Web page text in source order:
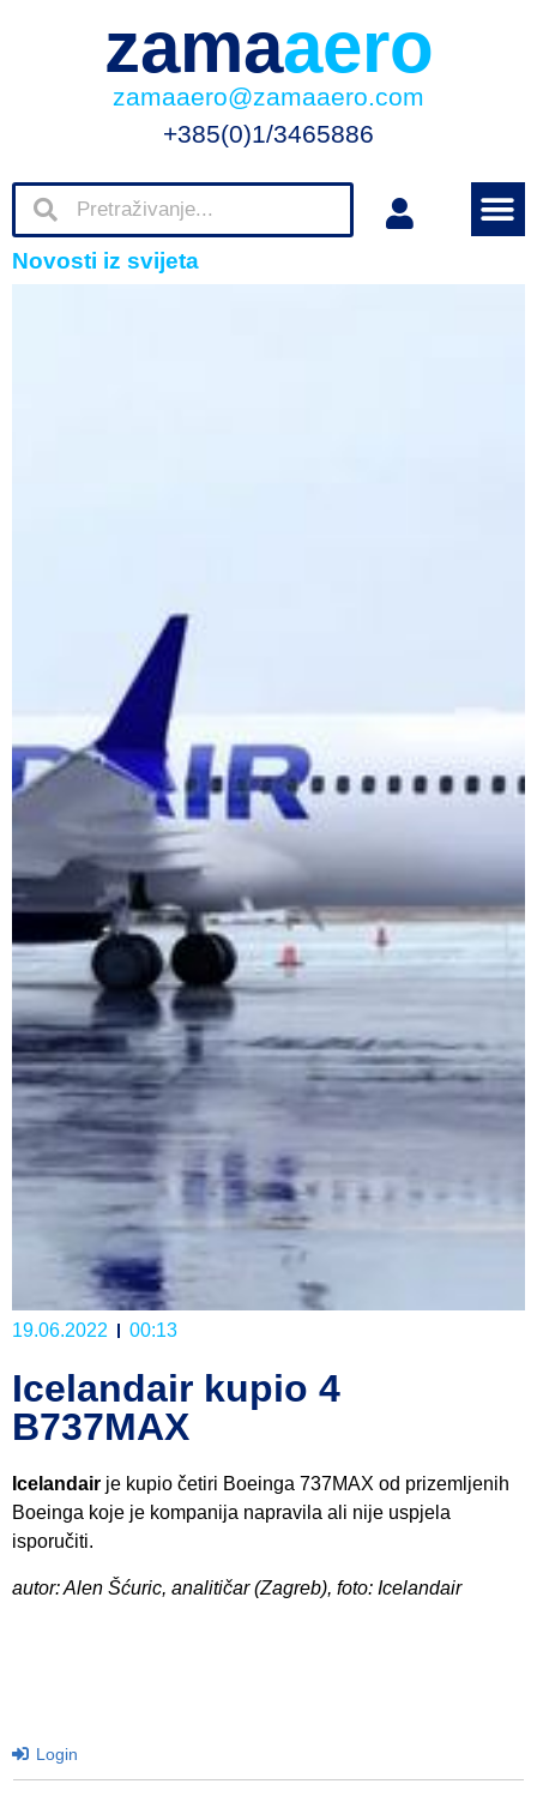
zamaaero
zamaaero@zamaaero.com
+385(0)1/3465886
Novosti iz svijeta
19.06.2022 00:13
Icelandair kupio 4
B737MAX
Icelandair je kupio četiri Boeinga 737MAX od prizemljenih
Boeinga koje je kompanija napravila ali nije uspjela
isporučiti.
autor: Alen Šćuric, analitičar (Zagreb), foto: Icelandair
Login